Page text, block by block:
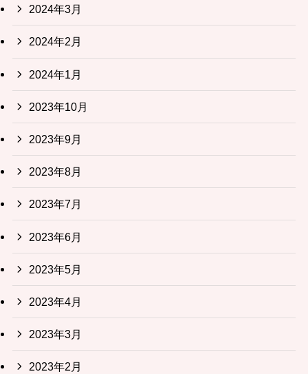
2024年3月
2024年2月
2024年1月
2023年10月
2023年9月
2023年8月
2023年7月
2023年6月
2023年5月
2023年4月
2023年3月
2023年2月